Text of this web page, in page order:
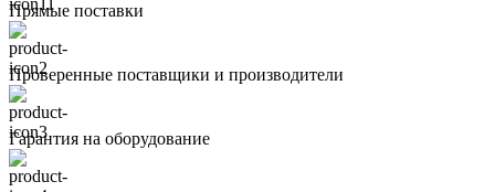
Прямые поставки
Проверенные поставщики и производители
Гарантия на оборудование